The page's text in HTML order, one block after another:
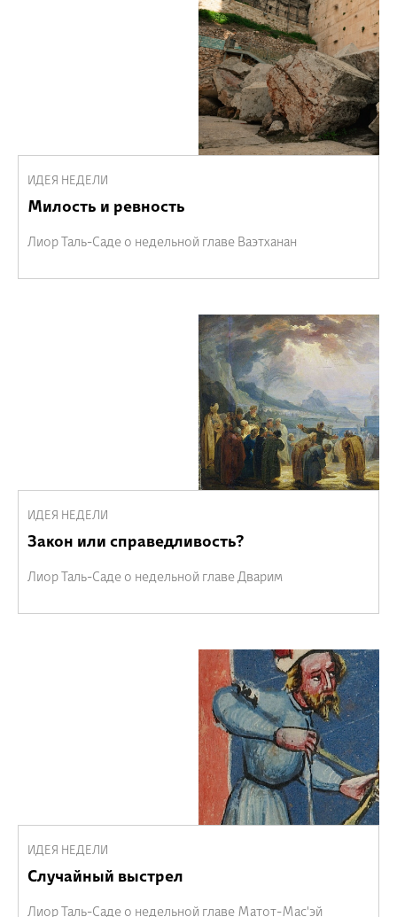
Милость и ревность
ИДЕЯ НЕДЕЛИ
Лиор Таль-Саде о недельной главе Ваэтханан
Закон или справедливость?
ИДЕЯ НЕДЕЛИ
Лиор Таль-Саде о недельной главе Дварим
Случайный выстрел
ИДЕЯ НЕДЕЛИ
Лиор Таль-Саде о недельной главе Матот-Мас'эй